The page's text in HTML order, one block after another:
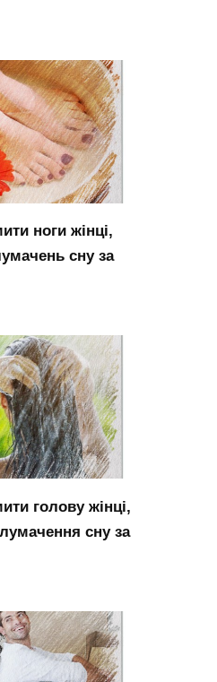
ноги жінці,
сну за
голову жінці,
сну за